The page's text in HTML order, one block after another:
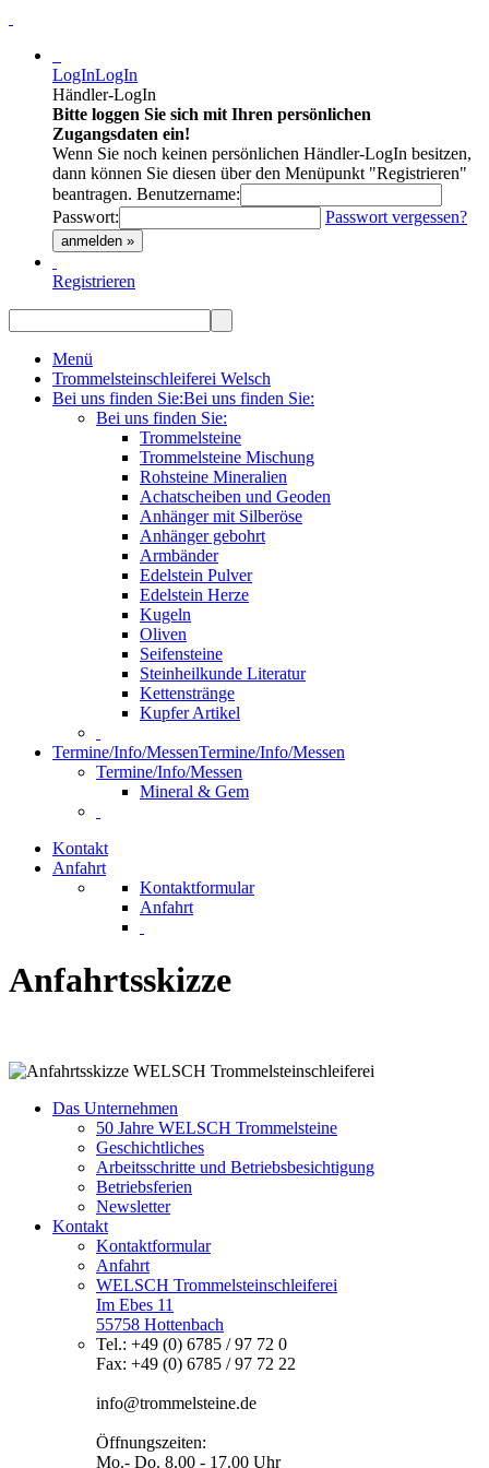
LogInLogIn
Händler-LogIn
Bitte loggen Sie sich mit Ihren persönlichen
Zugangsdaten ein!
Wenn Sie noch keinen persönlichen Händler-LogIn besitzen,
dann können Sie diesen über den Menüpunkt "Registrieren"
beantragen. Benutzername:
Passwort:
Passwort vergessen?
anmelden »
Registrieren
Menü
Trommelsteinschleiferei Welsch
Bei uns finden Sie:Bei uns finden Sie:
Bei uns finden Sie:
Trommelsteine
Trommelsteine Mischung
Rohsteine Mineralien
Achatscheiben und Geoden
Anhänger mit Silberöse
Anhänger gebohrt
Armbänder
Edelstein Pulver
Edelstein Herze
Kugeln
Oliven
Seifensteine
Steinheilkunde Literatur
Kettenstränge
Kupfer Artikel
Termine/Info/MessenTermine/Info/Messen
Termine/Info/Messen
Mineral & Gem
Kontakt
Anfahrt
Kontaktformular
Anfahrt
Anfahrtsskizze
Das Unternehmen
50 Jahre WELSCH Trommelsteine
Geschichtliches
Arbeitsschritte und Betriebsbesichtigung
Betriebsferien
Newsletter
Kontakt
Kontaktformular
Anfahrt
WELSCH Trommelsteinschleiferei
Im Ebes 11
55758 Hottenbach
Tel.: +49 (0) 6785 / 97 72 0
Fax: +49 (0) 6785 / 97 72 22
info@trommelsteine.de
Öffnungszeiten:
Mo.- Do. 8.00 - 17.00 Uhr